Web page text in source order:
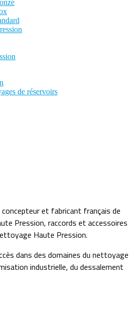
de réservoirs
et fabricant français de
Pression, raccords et accessoires
Haute Pression.
dans des domaines du nettoyage
industrielle, du dessalement